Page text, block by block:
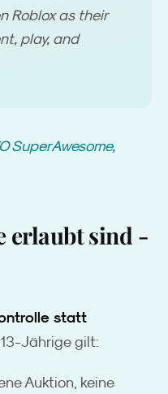
Roblox as their
play, and
SuperAwesome,
erlaubt sind -
statt
13-Jährige gilt:
Auktion, keine